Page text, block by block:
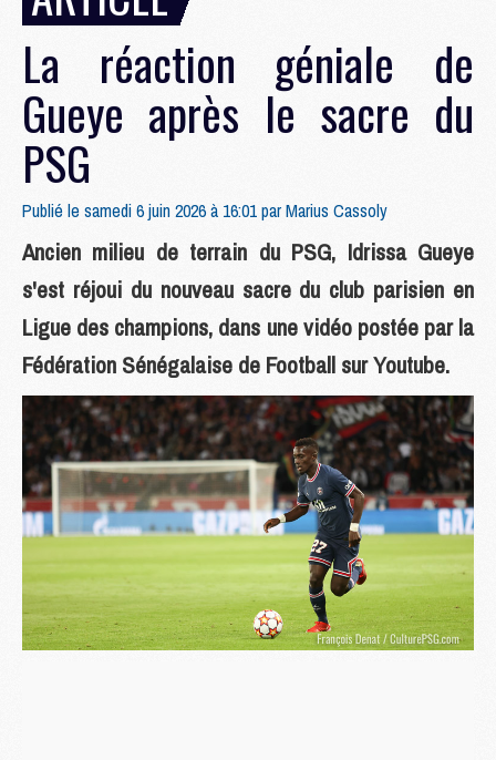
La réaction géniale de
Gueye après le sacre du
PSG
Publié le samedi 6 juin 2026 à 16:01 parMarius Cassoly
Ancien milieu de terrain du PSG, Idrissa Gueye
s'est réjoui du nouveau sacre du club parisien en
Ligue des champions, dans une vidéo postée par la
Fédération Sénégalaise de Football sur Youtube.